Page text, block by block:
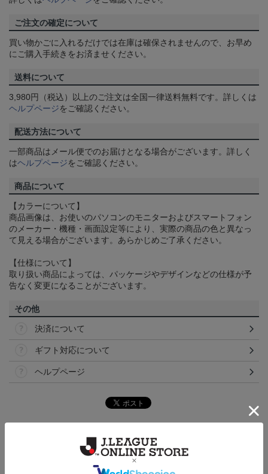
ご注文の確定について
買い物かごに入れるだけでは在庫は確保されませんので、お早め
にご購入手続きをお済ませください。
送料について
3,980円（税込）以上のご注文は全国一律送料無料です。詳しくは
ヘルプページをご確認ください。
配送方法について
一部商品はメール便でのお届けとなる場合がございます。詳しく
はヘルプページをご確認ください。
商品について
【カラーについて】
商品画像は、お使いのパソコンのモニターおよびスマートフォン
のメーカー・機種・画面設定等により、実際の商品の色と異なっ
て見える場合がございます。あらかじめご了承ください。
【仕様について】
取り扱い商品によっては、パッケージやデザインなどの仕様が予
告なく変更になることがございます。
その他
決済について
ギフト対応について
ヘルプページ